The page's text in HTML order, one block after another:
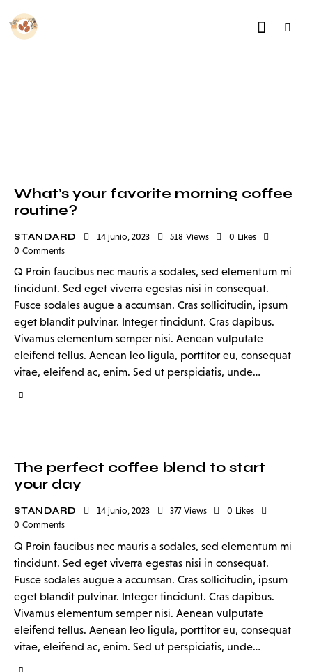
What’s your favorite morning coffee
routine?
STANDARD 14 junio, 2023 518 Views 0 Likes
0 Comments
Q Proin faucibus nec mauris a sodales, sed elementum mi
tincidunt. Sed eget viverra egestas nisi in consequat.
Fusce sodales augue a accumsan. Cras sollicitudin, ipsum
eget blandit pulvinar. Integer tincidunt. Cras dapibus.
Vivamus elementum semper nisi. Aenean vulputate
eleifend tellus. Aenean leo ligula, porttitor eu, consequat
vitae, eleifend ac, enim. Sed ut perspiciatis, unde…
The perfect coffee blend to start
your day
STANDARD 14 junio, 2023 377 Views 0 Likes
0 Comments
Q Proin faucibus nec mauris a sodales, sed elementum mi
tincidunt. Sed eget viverra egestas nisi in consequat.
Fusce sodales augue a accumsan. Cras sollicitudin, ipsum
eget blandit pulvinar. Integer tincidunt. Cras dapibus.
Vivamus elementum semper nisi. Aenean vulputate
eleifend tellus. Aenean leo ligula, porttitor eu, consequat
vitae, eleifend ac, enim. Sed ut perspiciatis, unde…